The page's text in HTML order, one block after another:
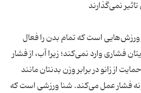
ورزش‌هایی است که تمام بدن را فعال
فشاری وارد نمی‌کند؛ زیرا آب، از فشار
از زانو در برابر وزن بدنتان مانند
فشار عمل می‌کند. شنا ورزشی است که